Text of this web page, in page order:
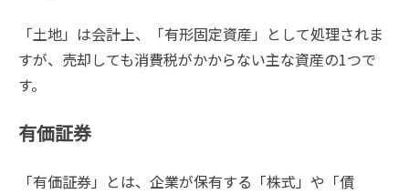
「土地」は会計上、「有形固定資産」として処理されま
すが、売却しても消費税がかからない主な資産の1つで
す。
有価証券
「有価証券」とは、企業が保有する「株式」や「債